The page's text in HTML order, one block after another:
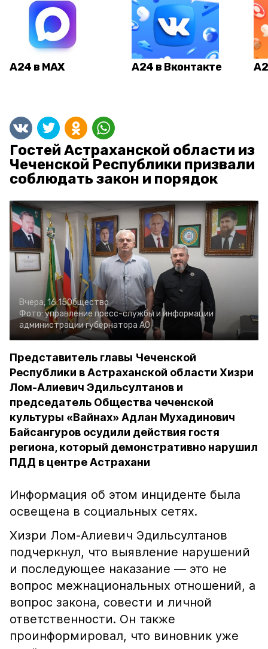
А24 в MAX А24 в Вконтакте
Гостей Астраханской области из
Чеченской Республики призвали
соблюдать закон и порядок
Вчера, 16:15Общество
Фото: управление пресс-службы и информации
администрации губернатора АО
Представитель главы Чеченской
Республики в Астраханской области Хизри
Лом-Алиевич Эдильсултанов и
председатель Общества чеченской
культуры «Вайнах» Адлан Мухадинович
Байсангуров осудили действия гостя
региона, который демонстративно нарушил
ПДД в центре Астрахани
Информация об этом инциденте была
освещена в социальных сетях.
Хизри Лом-Алиевич Эдильсултанов
подчеркнул, что выявление нарушений
и последующее наказание — это не
вопрос межнациональных отношений, а
вопрос закона, совести и личной
ответственности. Он также
проинформировал, что виновник уже